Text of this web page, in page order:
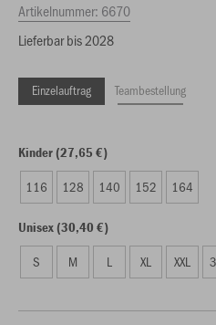
Artikelnummer: 6670
Lieferbar bis 2028
Einzelauftrag Teambestellung
Kinder (27,65 €)
116 128 140 152 164
Unisex (30,40 €)
S M L XL XXL